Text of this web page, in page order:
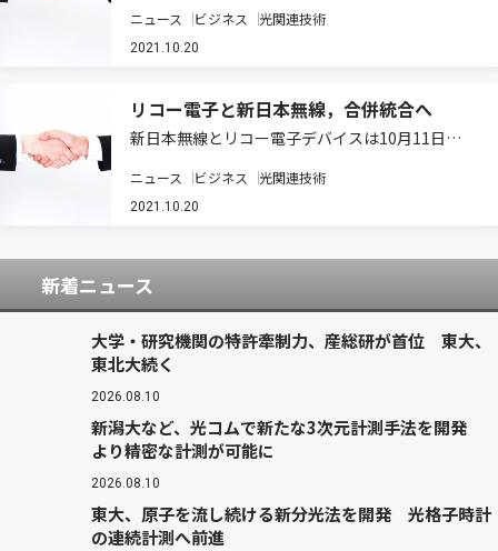
収合併し，経営統合すると発表した（ニュースリ
リース）。 両社はイメージング&センシング・ソ
ニュース ビジネス 光関連技術
2021.10.20
リコー電子と新日本無線，合併統合へ
新日本無線とリコー電子デバイスは10月11日，
と発表した（ニュースリリース）。 両社は，
2021年1月8日に統合の決定を発表していたが，
ニュース ビジネス 光関連技術
2021.10.20
新着ニュース
大学・研究機関の特許牽制力、産総研が首位 東大、
東北大続く
2026.08.10
新潟大など、光コムで新たな3次元計測手法を開発
より精密な計測が可能に
2026.08.10
東大、原子を流し続ける新分光法を開発 光格子時計
の連続計測へ前進